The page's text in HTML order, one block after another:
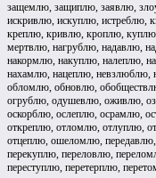
защемлю, защиплю, заявлю,
искривлю, искуплю, истреблю,
креплю, кривлю, кроплю,
мертвлю, нагрублю, надавлю,
накормлю, накуплю, налеплю,
нахамлю, нацеплю,
обломлю, обновлю,
огрублю, одушевлю, оживлю,
оскорблю, ослеплю, осрамлю,
откреплю, отломлю, отлуплю,
отцеплю, ошеломлю,
перекуплю, переловлю,
переступлю, перетерплю,